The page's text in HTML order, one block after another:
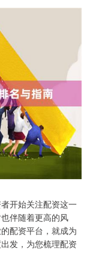
开始关注配资这一
伴随着更高的风
配资平台，就成为
发，为您梳理配资